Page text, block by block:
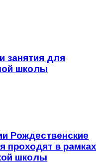
занятия для
школы
Рождественские
проходят в рамках
школы